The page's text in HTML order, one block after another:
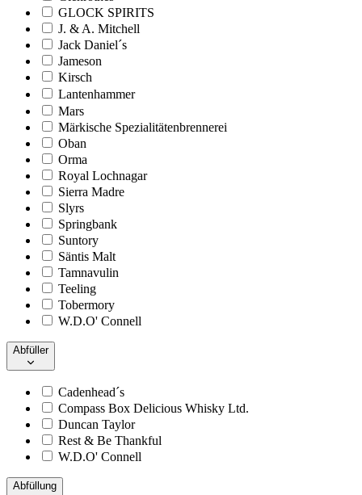
GLOCK SPIRITS
J. & A. Mitchell
Jack Daniel´s
Jameson
Kirsch
Lantenhammer
Mars
Märkische Spezialitätenbrennerei
Oban
Orma
Royal Lochnagar
Sierra Madre
Slyrs
Springbank
Suntory
Säntis Malt
Tamnavulin
Teeling
Tobermory
W.D.O' Connell
Abfüller
Cadenhead´s
Compass Box Delicious Whisky Ltd.
Duncan Taylor
Rest & Be Thankful
W.D.O' Connell
Abfüllung